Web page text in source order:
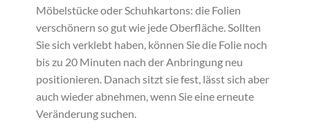
Möbelstücke oder Schuhkartons: die Folien
verschönern so gut wie jede Oberfläche. Sollten
Sie sich verklebt haben, können Sie die Folie noch
bis zu 20 Minuten nach der Anbringung neu
positionieren. Danach sitzt sie fest, lässt sich aber
auch wieder abnehmen, wenn Sie eine erneute
Veränderung suchen.